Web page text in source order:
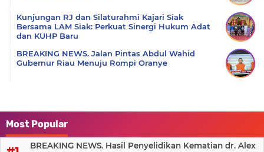
Kunjungan RJ dan Silaturahmi Kajari Siak
Bersama LAM Siak: Perkuat Sinergi Hukum Adat
dan KUHP Baru
BREAKING NEWS. Jalan Pintas Abdul Wahid
Gubernur Riau Menuju Rompi Oranye
Most Popular
BREAKING NEWS. Hasil Penyelidikan Kematian dr. Alex